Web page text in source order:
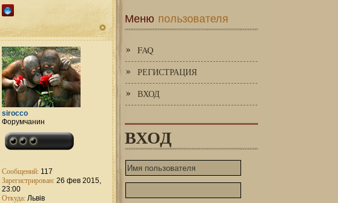
sirocco
Форумчанин
Сообщений: 117
Зарегистрирован: 26 фев 2015,
23:00
Откуда: Львів
Меню пользователя
FAQ
РЕГИСТРАЦИЯ
ВХОД
ВХОД